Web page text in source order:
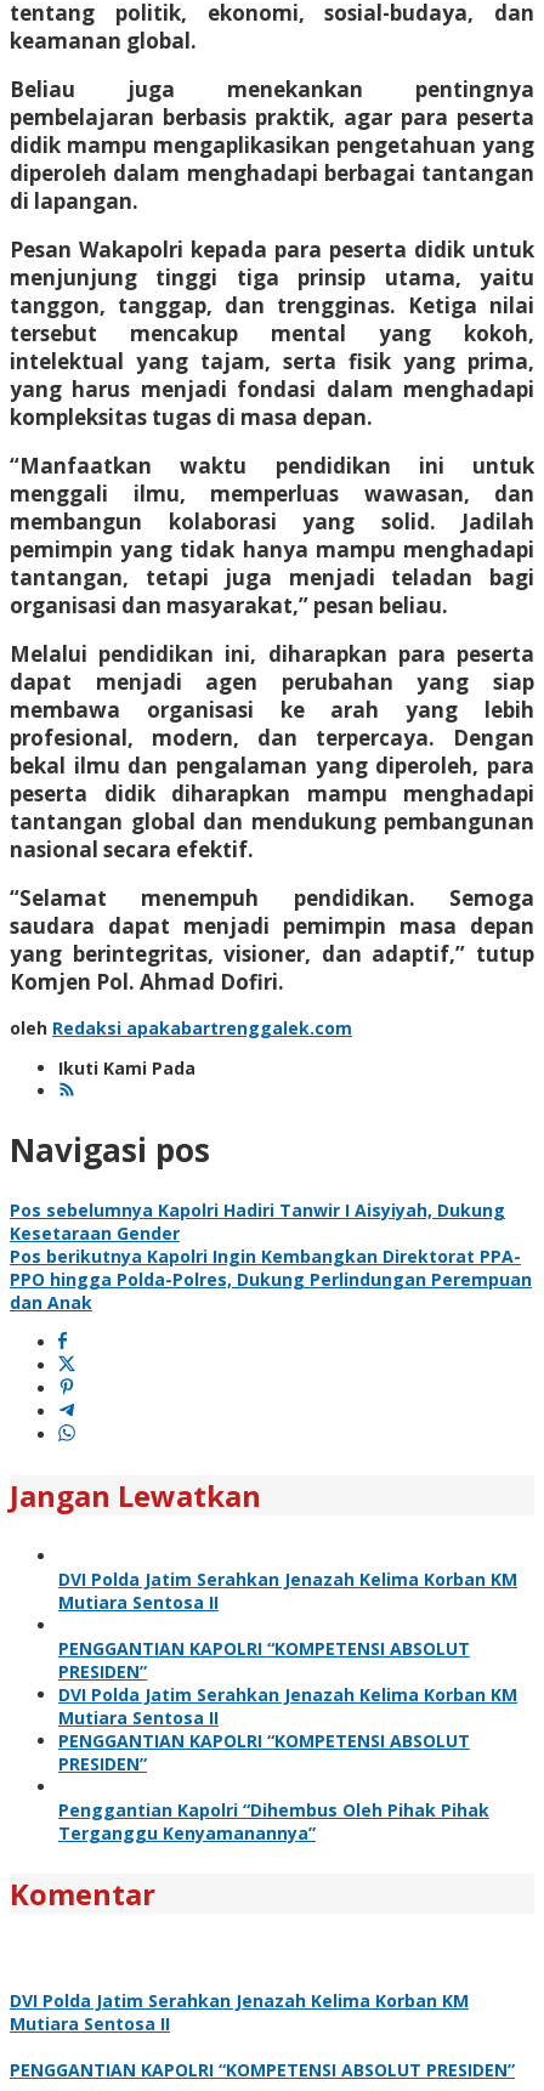
tentang politik, ekonomi, sosial-budaya, dan
keamanan global.
Beliau juga menekankan pentingnya
pembelajaran berbasis praktik, agar para peserta
didik mampu mengaplikasikan pengetahuan yang
diperoleh dalam menghadapi berbagai tantangan
di lapangan.
Pesan Wakapolri kepada para peserta didik untuk
menjunjung tinggi tiga prinsip utama, yaitu
tanggon, tanggap, dan trengginas. Ketiga nilai
tersebut mencakup mental yang kokoh,
intelektual yang tajam, serta fisik yang prima,
yang harus menjadi fondasi dalam menghadapi
kompleksitas tugas di masa depan.
“Manfaatkan waktu pendidikan ini untuk
menggali ilmu, memperluas wawasan, dan
membangun kolaborasi yang solid. Jadilah
pemimpin yang tidak hanya mampu menghadapi
tantangan, tetapi juga menjadi teladan bagi
organisasi dan masyarakat,” pesan beliau.
Melalui pendidikan ini, diharapkan para peserta
dapat menjadi agen perubahan yang siap
membawa organisasi ke arah yang lebih
profesional, modern, dan terpercaya. Dengan
bekal ilmu dan pengalaman yang diperoleh, para
peserta didik diharapkan mampu menghadapi
tantangan global dan mendukung pembangunan
nasional secara efektif.
“Selamat menempuh pendidikan. Semoga
saudara dapat menjadi pemimpin masa depan
yang berintegritas, visioner, dan adaptif,” tutup
Komjen Pol. Ahmad Dofiri.
oleh Redaksi apakabartrenggalek.com
Ikuti Kami Pada
Navigasi pos
Pos sebelumnya Kapolri Hadiri Tanwir I Aisyiyah, Dukung
Kesetaraan Gender
Pos berikutnya Kapolri Ingin Kembangkan Direktorat PPA-
PPO hingga Polda-Polres, Dukung Perlindungan Perempuan
dan Anak
Jangan Lewatkan
DVI Polda Jatim Serahkan Jenazah Kelima Korban KM
Mutiara Sentosa II
PENGGANTIAN KAPOLRI “KOMPETENSI ABSOLUT
PRESIDEN”
DVI Polda Jatim Serahkan Jenazah Kelima Korban KM
Mutiara Sentosa II
PENGGANTIAN KAPOLRI “KOMPETENSI ABSOLUT
PRESIDEN”
Penggantian Kapolri “Dihembus Oleh Pihak Pihak
Terganggu Kenyamanannya”
Komentar
DVI Polda Jatim Serahkan Jenazah Kelima Korban KM
Mutiara Sentosa II
PENGGANTIAN KAPOLRI “KOMPETENSI ABSOLUT PRESIDEN”